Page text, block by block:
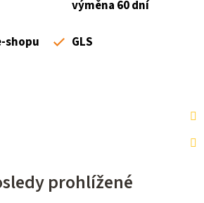
výměna 60 dní
shopu
GLS
prohlížené